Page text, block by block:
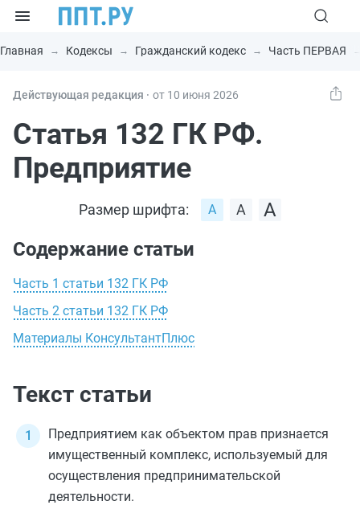
Главная Кодексы Гражданский кодекс Часть ПЕРВАЯ
Действующая редакция ⸱ от 10 июня 2026
Статья 132 ГК РФ.
Предприятие
Размер шрифта:
Содержание статьи
Часть 1 статьи 132 ГК РФ
Часть 2 статьи 132 ГК РФ
Материалы КонсультантПлюс
Текст статьи
Предприятием как объектом прав признается
имущественный комплекс, используемый для
осуществления предпринимательской
деятельности.